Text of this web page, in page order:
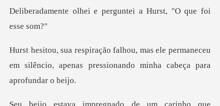
e perguntei a Hurst,
ele permaneceu
em silêncio, apenas pressio